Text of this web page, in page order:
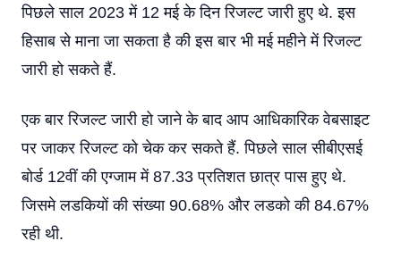
पिछले साल 2023 में 12 मई के दिन रिजल्ट जारी हुए थे. इस
हिसाब से माना जा सकता है की इस बार भी मई महीने में रिजल्ट
जारी हो सकते हैं.
एक बार रिजल्ट जारी हो जाने के बाद आप आधिकारिक वेबसाइट
पर जाकर रिजल्ट को चेक कर सकते हैं. पिछले साल सीबीएसई
बोर्ड 12वीं की एग्जाम में 87.33 प्रतिशत छात्र पास हुए थे.
जिसमे लडकियों की संख्या 90.68% और लडको की 84.67%
रही थी.